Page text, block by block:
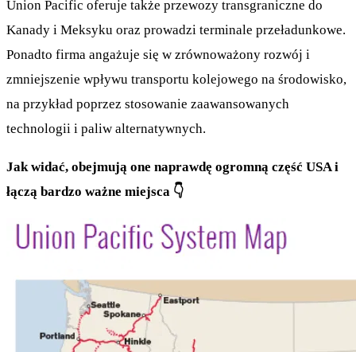
Union Pacific oferuje także przewozy transgraniczne do
Kanady i Meksyku oraz prowadzi terminale przeładunkowe.
Ponadto firma angażuje się w zrównoważony rozwój i
zmniejszenie wpływu transportu kolejowego na środowisko,
na przykład poprzez stosowanie zaawansowanych
technologii i paliw alternatywnych.
Jak widać, obejmują one naprawdę ogromną część USA i
łączą bardzo ważne miejsca 👇